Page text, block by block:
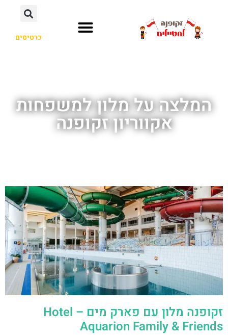
כרטיסים
המלצה על מלון למשפחות
אקווריון זקופנה
זקופנה מלון עם פארק מים – Hotel
Aquarion Family & Friends